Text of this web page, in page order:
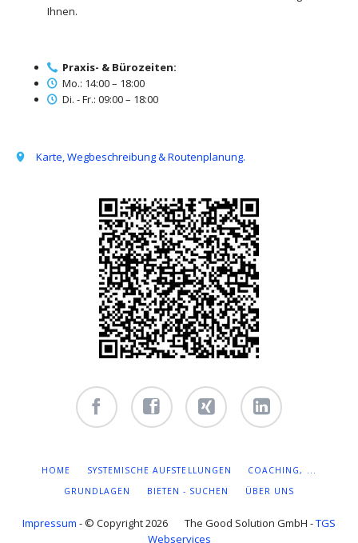
Ihnen.
Praxis- & Bürozeiten:
Mo.: 14:00 – 18:00
Di. - Fr.: 09:00 – 18:00
Karte, Wegbeschreibung & Routenplanung.
zentrum
zentrum
Hiltebrand
Hiltebrand
NAVIGATION
HOME SYSTEMISCHE AUFSTELLUNGEN
COACHING, ...
GRUNDLAGEN
BIETEN - SUCHEN ÜBER UNS
Impressum - © Copyright 2026 The Good Solution GmbH -TGS
Webservices